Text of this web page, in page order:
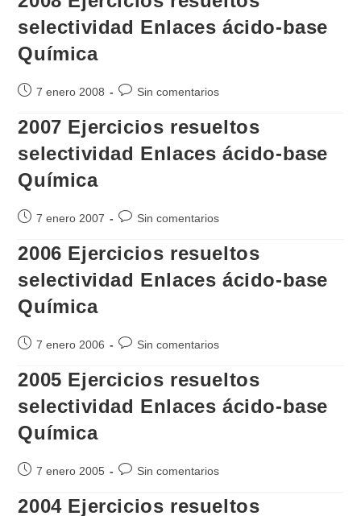
selectividad Enlaces ácido-base
Química
Publicación
la
7 enero 2008
Comentarios
la
Sin comentarios
2007 Ejercicios resueltos
selectividad Enlaces ácido-base
Química
Publicación
la
7 enero 2007
Comentarios
la
Sin comentarios
2006 Ejercicios resueltos
selectividad Enlaces ácido-base
Química
Publicación
la
7 enero 2006
Comentarios
la
Sin comentarios
2005 Ejercicios resueltos
selectividad Enlaces ácido-base
Química
Publicación
la
7 enero 2005
Comentarios
la
Sin comentarios
2004 Ejercicios resueltos